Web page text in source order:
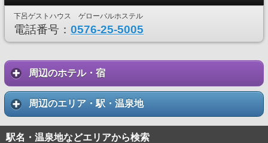
下呂ゲストハウス ゲローバルホステル
電話番号： 0576-25-5005
周辺のホテル・宿
周辺のエリア・駅・温泉地
駅名・温泉地などエリアから検索